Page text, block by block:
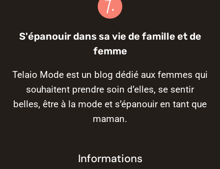
S'épanouir dans sa vie de famille et de
femme
Telaio Mode est un blog dédié aux femmes qui
souhaitent prendre soin d’elles, se sentir
belles, être à la mode et s’épanouir en tant que
maman.
Informations